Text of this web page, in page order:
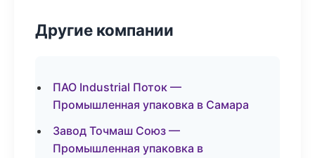
Другие компании
ПАО Industrial Поток —
Промышленная упаковка в Самара
Завод Точмаш Союз —
Промышленная упаковка в